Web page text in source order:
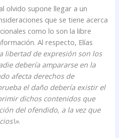
olvido supone llegar a un
que se tiene acerca
como lo son la libre
Al respecto, Elías
libertad de expresión son los
debería ampararse en la
afecta derechos de
el daño debería existir el
dichos contenidos que
del ofendido, a la vez que
.